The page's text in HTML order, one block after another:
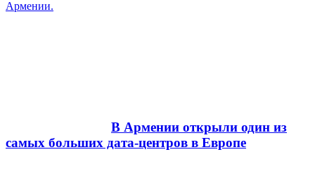
Армении.
В Армении открыли один из
самых больших дата-центров в Европе